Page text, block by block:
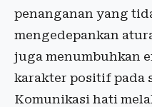
penanganan yang
mengedepankan
juga menumbuhkan
karakter positif pada
Komunikasi hati